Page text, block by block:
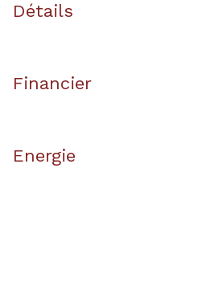
Détails
Financier
Energie